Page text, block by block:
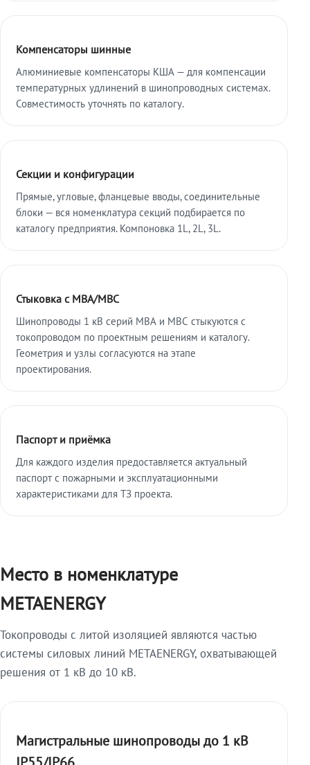
Компенсаторы шинные
Алюминиевые компенсаторы КША — для компенсации
температурных удлинений в шинопроводных системах.
Совместимость уточнять по каталогу.
Секции и конфигурации
Прямые, угловые, фланцевые вводы, соединительные
блоки — вся номенклатура секций подбирается по
каталогу предприятия. Компоновка 1L, 2L, 3L.
Стыковка с МВА/МВС
Шинопроводы 1 кВ серий МВА и МВС стыкуются с
токопроводом по проектным решениям и каталогу.
Геометрия и узлы согласуются на этапе
проектирования.
Паспорт и приёмка
Для каждого изделия предоставляется актуальный
паспорт с пожарными и эксплуатационными
характеристиками для ТЗ проекта.
Место в номенклатуре
METAENERGY
Токопроводы с литой изоляцией являются частью
системы силовых линий METAENERGY, охватывающей
решения от 1 кВ до 10 кВ.
Магистральные шинопроводы до 1 кВ